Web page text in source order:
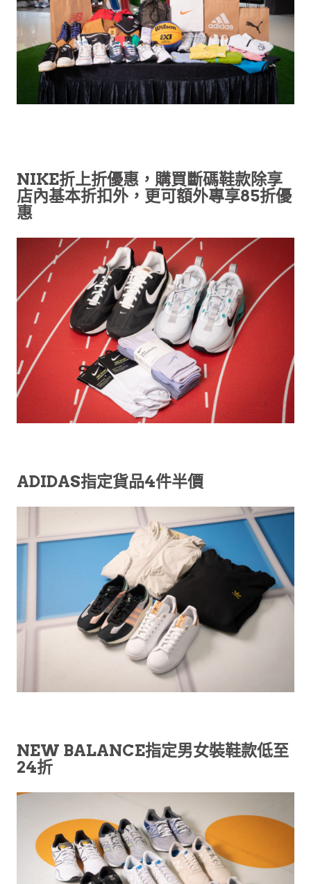
NIKE折上折優惠，購買斷碼鞋款除享
店內基本折扣外，更可額外專享85折優
惠
ADIDAS指定貨品4件半價
NEW BALANCE指定男女裝鞋款低至
24折